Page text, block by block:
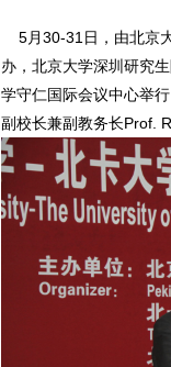
5月30-31日，由北京
办，北京大学深圳研究
学守仁国际会议中心举
副校长兼副教务长Prof.